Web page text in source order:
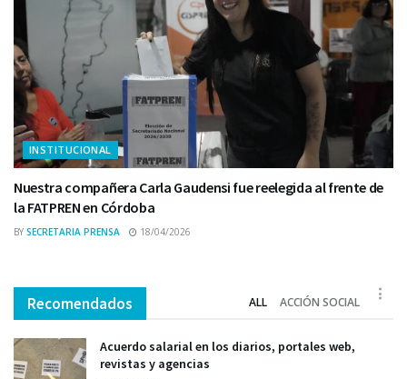
INSTITUCIONAL
Nuestra compañera Carla Gaudensi fue reelegida al frente de
la FATPREN en Córdoba
BY SECRETARIA PRENSA 18/04/2026
Recomendados ALL ACCIÓN SOCIAL
Acuerdo salarial en los diarios, portales web,
revistas y agencias